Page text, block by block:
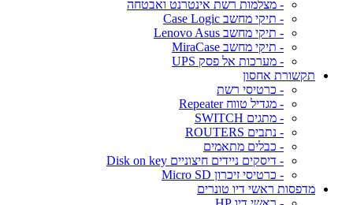
- מצלמות רשת אינטרנט ואבטחה
- תיקי מחשב Case Logic
- תיקי מחשב Lenovo Asus
- תיקי מחשב MiraCase
- מערכות אל פסק UPS
תקשורת אחסון
- כרטיסי רשת
- מגדיל טווח Repeater
- מתגים SWITCH
- נתבים ROUTERS
- כבלים מתאמים
- דיסקים ניידים חיצוניים Disk on key
- כרטיסי זיכרון Micro SD
מדפסות ראשי דיו טונרים